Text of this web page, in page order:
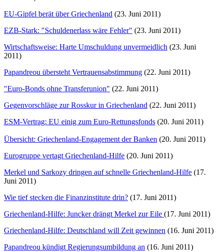
EU-Gipfel berät über Griechenland (23. Juni 2011)
EZB-Stark: "Schuldenerlass wäre Fehler" (23. Juni 2011)
Wirtschaftsweise: Harte Umschuldung unvermeidlich (23. Juni
2011)
Papandreou übersteht Vertrauensabstimmung (22. Juni 2011)
"Euro-Bonds ohne Transferunion" (22. Juni 2011)
Gegenvorschläge zur Rosskur in Griechenland (22. Juni 2011)
ESM-Vertrag: EU einig zum Euro-Rettungsfonds (20. Juni 2011)
Übersicht: Griechenland-Engagement der Banken (20. Juni 2011)
Eurogruppe vertagt Griechenland-Hilfe (20. Juni 2011)
Merkel und Sarkozy dringen auf schnelle Griechenland-Hilfe (17.
Juni 2011)
Wie tief stecken die Finanzinstitute drin? (17. Juni 2011)
Griechenland-Hilfe: Juncker drängt Merkel zur Eile (17. Juni 2011)
Griechenland-Hilfe: Deutschland will Zeit gewinnen (16. Juni 2011)
Papandreou kündigt Regierungsumbildung an (16. Juni 2011)